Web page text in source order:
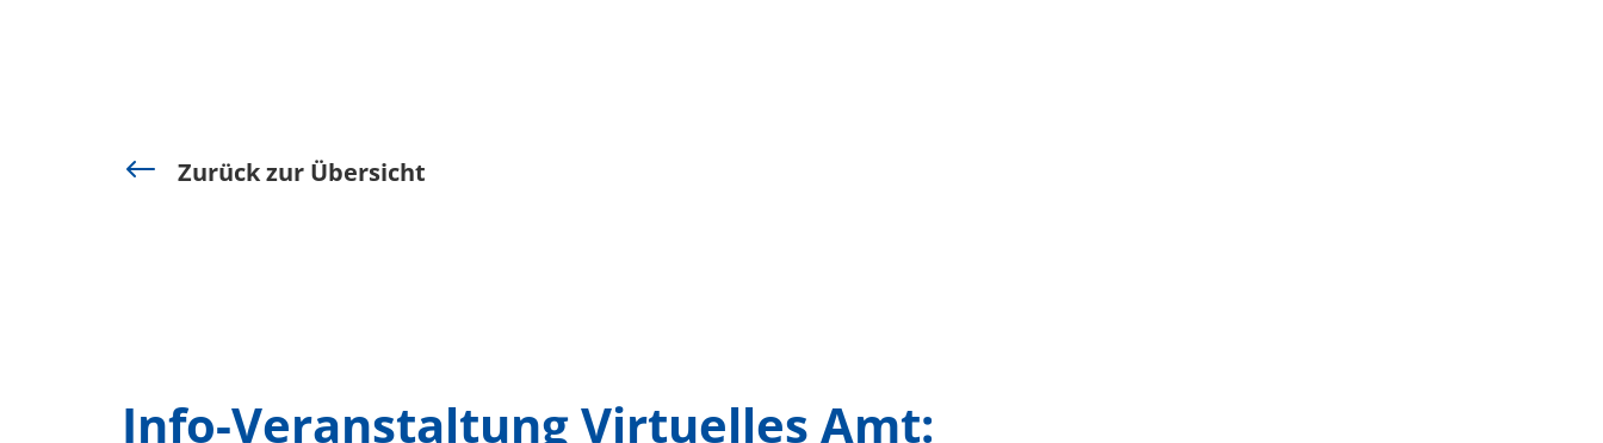
# Zurück zur Übersicht
Info-Veranstaltung Virtuelles Amt: